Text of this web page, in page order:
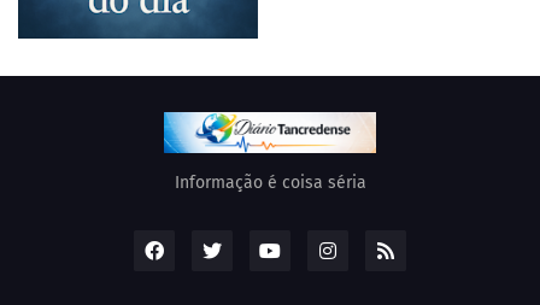
Informação é coisa séria